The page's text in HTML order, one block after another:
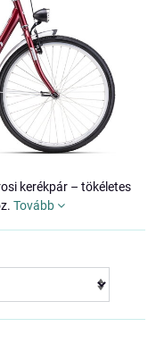
kerékpár – tökéletes
Tovább